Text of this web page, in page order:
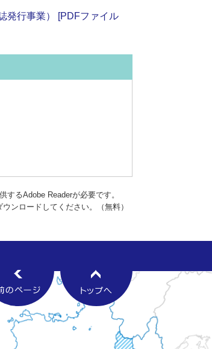
発行事業） [PDFファイル
するAdobe Readerが必要です。
ンロードしてください。（無料）